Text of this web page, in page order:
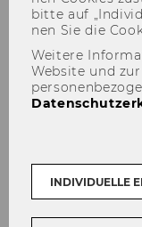
Recent
of
Direct
bitte auf
nen Sie die
Weitere
Website und
INDIVIDUELLE